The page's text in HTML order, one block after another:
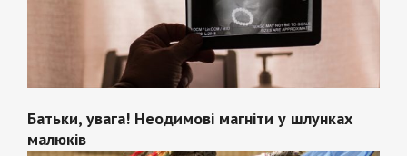
Батьки, увага! Неодимові магніти у шлунках
малюків